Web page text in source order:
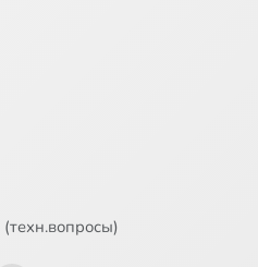
(техн.вопросы)